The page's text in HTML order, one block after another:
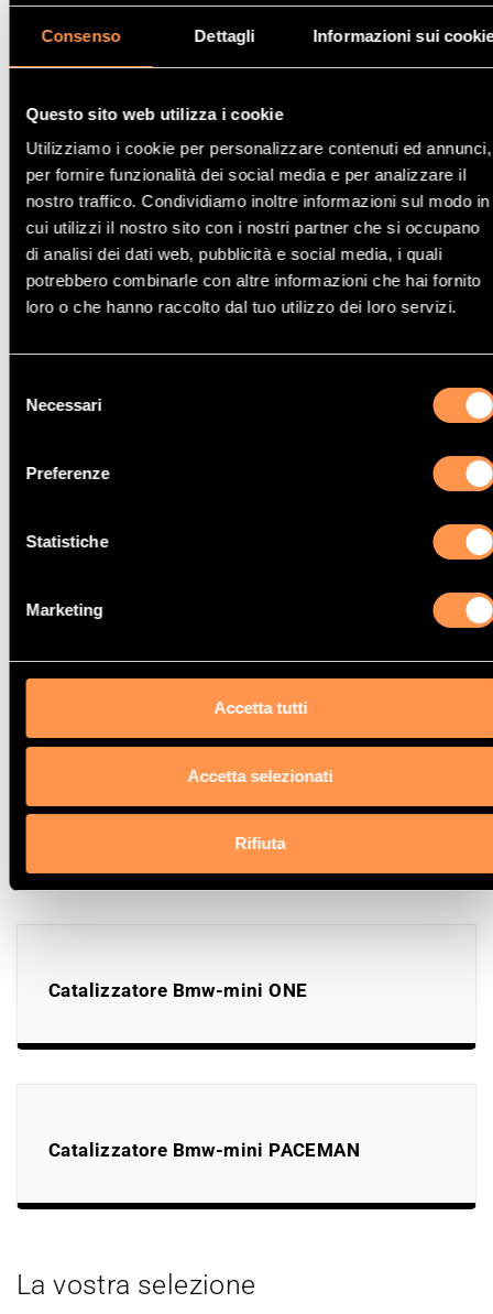
Consenso Dettagli Informazioni sui
Questo sito web utilizza i cookie
Utilizziamo i cookie per personalizzare contenuti ed annunci,
per fornire funzionalità dei social media e per analizzare il
nostro traffico. Condividiamo inoltre informazioni sul modo in
cui utilizzi il nostro sito con i nostri partner che si occupano
di analisi dei dati web, pubblicità e social media, i quali
potrebbero combinarle con altre informazioni che hai fornito
loro o che hanno raccolto dal tuo utilizzo dei loro servizi.
delNecessari
Preferenze
Statistiche
Marketing
Accetta tutti
Accetta selezionati
Rifiuta
Altri modelli di Catalizzatore Bmw-
mini
Catalizzatore Bmw-mini ROADSTER
Catalizzatore Bmw-mini CLUBMAN
Catalizzatore Bmw-mini ONE
Catalizzatore Bmw-mini PACEMAN
La vostra selezione